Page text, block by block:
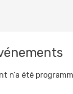
n’a été